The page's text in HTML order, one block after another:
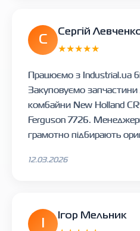
С
Сергій
★★★★★
Працюємо з Industrial.ua
Закуповуємо
комбайни New Holland
Ferguson 7726.
грамотно підбирають
12.03.2026
Ігор Мельник